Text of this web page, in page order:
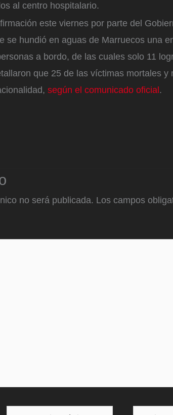
al centro hospitalario.
este viernes por parte del
se hundió en aguas de Marruecos una
a bordo, de las cuales solo 11
que 25 de las víctimas mortales y
según el comunicado oficial .
no será publicada. Los campos